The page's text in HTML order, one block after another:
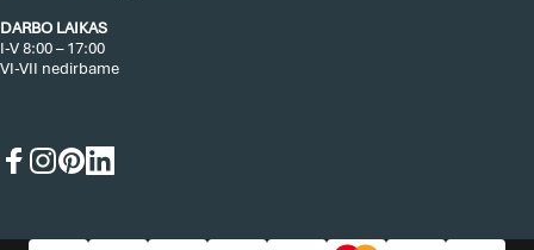
DARBO LAIKAS
I-V 8:00 – 17:00
VI-VII nedirbame